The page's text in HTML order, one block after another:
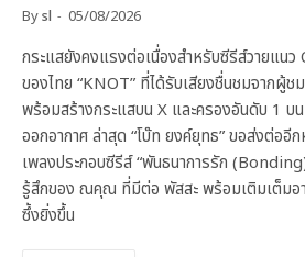
Bysl 05/08/2026
กระแสยังคงแรงต่อเนื่องสำหรับซีรีส์วายแน
ของไทย “KNOT” ที่ได้รับเสียงชื่นชมจากผู้ช
พร้อมสร้างกระแสบน X และครองอันดับ 1
ออกอากาศ ล่าสุด “โบ๊ท ยงค์ยุทธ” ขอส่งต่ออี
เพลงประกอบซีรีส์ “พันธนาการรัก
รู้สึกของ ณคุณ ที่มีต่อ พัสสะ พร้อมเติมเต็มอ
ซึ้งยิ่งขึ้น